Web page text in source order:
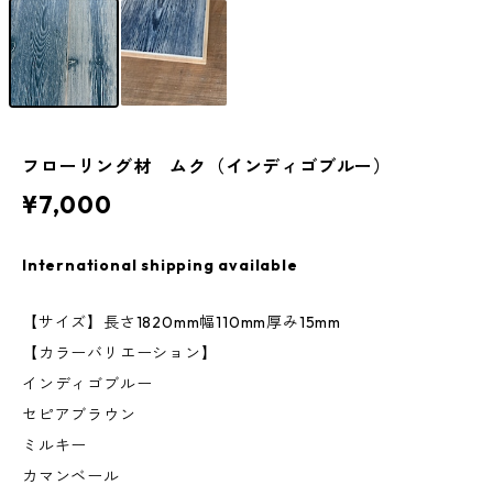
フローリング材 ムク（インディゴブルー）
¥7,000
International shipping available
【サイズ】長さ1820mm幅110mm厚み15mm
【カラーバリエーション】
インディゴブルー
セピアブラウン
ミルキー
カマンベール